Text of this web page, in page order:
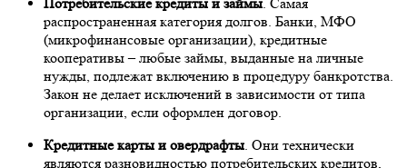
распространенная категория долгов. Банки, МФО
(микрофинансовые организации), кредитные
кооперативы – любые займы, выданные на личные
нужды, подлежат включению в процедуру банкротства.
Закон не делает исключений в зависимости от типа
организации, если оформлен договор.
Кредитные карты и овердрафты. Они технически
являются разновидностью потребительских кредитов,